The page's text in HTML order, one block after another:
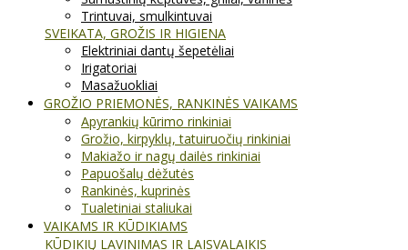
Trintuvai, smulkintuvai
SVEIKATA, GROŽIS IR HIGIENA
Elektriniai dantų šepetėliai
Irigatoriai
Masažuokliai
GROŽIO PRIEMONĖS, RANKINĖS VAIKAMS
Apyrankių kūrimo rinkiniai
Grožio, kirpyklų, tatuiruočių rinkiniai
Makiažo ir nagų dailės rinkiniai
Papuošalų dėžutės
Rankinės, kuprinės
Tualetiniai staliukai
VAIKAMS IR KŪDIKIAMS
KŪDIKIŲ LAVINIMAS IR LAISVALAIKIS